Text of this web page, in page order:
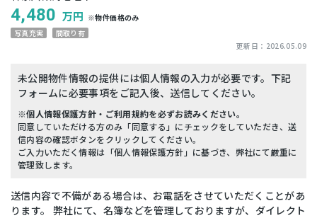
4,480 万円 ※物件価格のみ
写真充実
間取り有
更新日： 2026.05.09
未公開物件情報の提供には個人情報の入力が必要です。下記
フォームに必要事項をご記入後、送信してください。
※個人情報保護方針・ご利用規約を必ずお読みください。
同意していただける方のみ「同意する」にチェックをしていただき、送
信内容の確認ボタンをクリックしてください。
ご入力いただく情報は「個人情報保護方針」に基づき、弊社にて厳重に
管理致します。
送信内容で不備がある場合は、お電話をさせていただくことがあ
ります。 弊社にて、名簿などを管理しておりますが、ダイレクト